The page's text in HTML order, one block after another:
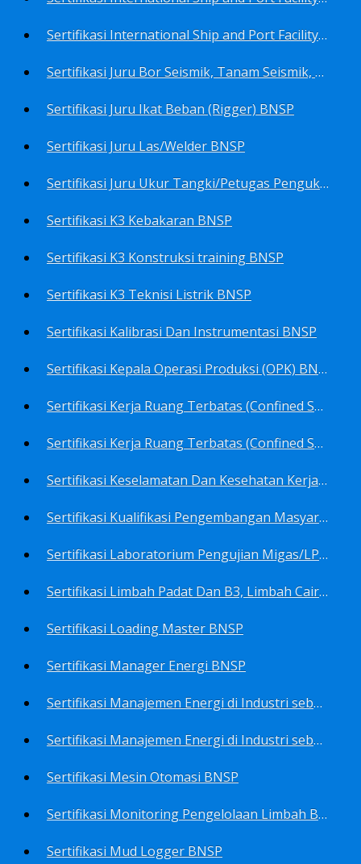
Sertifikasi International Ship and Port Facility Security Code/ISPS Code training for Security Area Manager BNSP
Sertifikasi Juru Bor Seismik, Tanam Seismik, Tembak Seismik BNSP
Sertifikasi Juru Ikat Beban (Rigger) BNSP
Sertifikasi Juru Las/Welder BNSP
Sertifikasi Juru Ukur Tangki/Petugas Pengukur Tangki Migas BNSP
Sertifikasi K3 Kebakaran BNSP
Sertifikasi K3 Konstruksi training BNSP
Sertifikasi K3 Teknisi Listrik BNSP
Sertifikasi Kalibrasi Dan Instrumentasi BNSP
Sertifikasi Kepala Operasi Produksi (OPK) BNSP
Sertifikasi Kerja Ruang Terbatas (Confined Spaces)-Ahli Muda Ruang Terbatas (AMURT/Supervisor) BNSP
Sertifikasi Kerja Ruang Terbatas (Confined Spaces)-Teknisi Ruang Terbatas (TRT/Entrants) BNSP
Sertifikasi Keselamatan Dan Kesehatan Kerja BNSP
Sertifikasi Kualifikasi Pengembangan Masyarakat BNSP
Sertifikasi Laboratorium Pengujian Migas/LPM BNSP
Sertifikasi Limbah Padat Dan B3, Limbah Cair BNSP
Sertifikasi Loading Master BNSP
Sertifikasi Manager Energi BNSP
Sertifikasi Manajemen Energi di Industri sebagai Auditor BNSP
Sertifikasi Manajemen Energi di Industri sebagai Manager Energy BNSP
Sertifikasi Mesin Otomasi BNSP
Sertifikasi Monitoring Pengelolaan Limbah B3 BNSP
Sertifikasi Mud Logger BNSP